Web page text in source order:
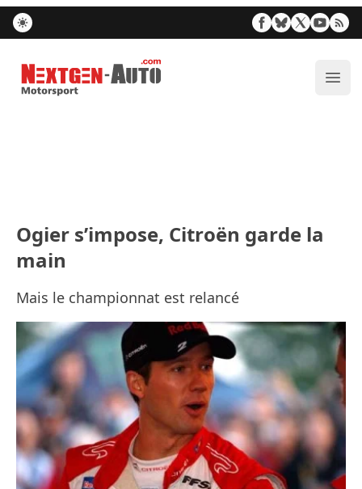
Nextgen-Auto.com
Ogier s’impose, Citroën garde la
main
Mais le championnat est relancé